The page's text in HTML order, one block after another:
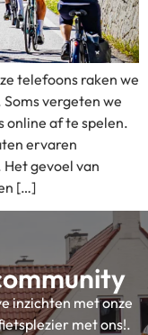
telefoons raken we
vergeten we
online af te spelen.
ervaren
gevoel van
[…]
inzichten met onze
met ons!.